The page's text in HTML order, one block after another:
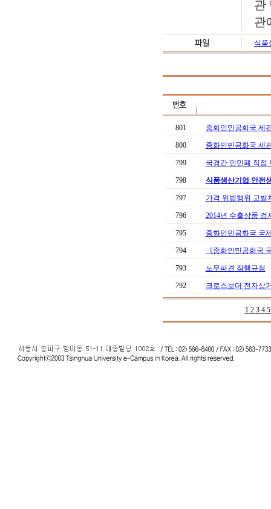
관
관
식품
801 중화인민공화국 세
800 중화인민공화국 세
799 국경간 인민폐 직접
798 식품생산기업 안전
797 가격 위법행위 고발
796 2014년 수출상품 검
795 중화인민공화국 국
794 《중화인민공화국
793 노무파견 잠행규정
792 크로스보더 전자상
1 2 3 4